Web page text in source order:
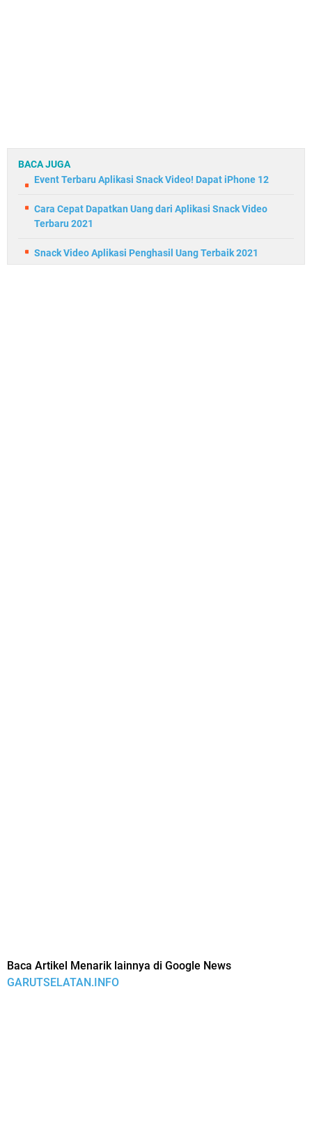
BACA JUGA
Event Terbaru Aplikasi Snack Video! Dapat iPhone 12
Cara Cepat Dapatkan Uang dari Aplikasi Snack Video
Terbaru 2021
Snack Video Aplikasi Penghasil Uang Terbaik 2021
Baca Artikel Menarik lainnya di Google News
GARUTSELATAN.INFO